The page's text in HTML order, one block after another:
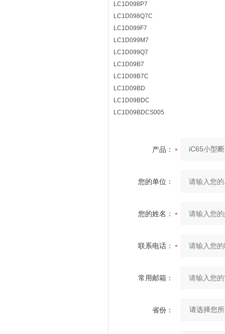
LC1D098P7
LC1D098Q7C
LC1D099F7
LC1D099M7
LC1D099Q7
LC1D09B7
LC1D09B7C
LC1D09BD
LC1D09BDC
LC1D09BDCS005
产品：
您的单位：
您的姓名：
联系电话：
常用邮箱：
省份：